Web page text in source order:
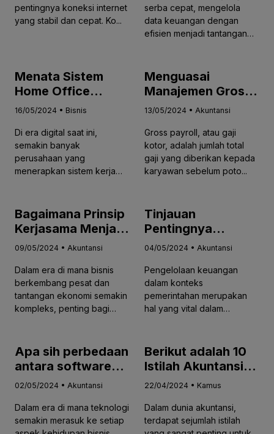
Akses Accurate
Online
pentingnya koneksi internet
yang stabil dan cepat. Ko...
Maximple
serba cepat, mengelola
data keuangan dengan
efisien menjadi tantangan
Menata Sistem
Home Office
Allocation yang
Praktis untuk
Perusahaan
dengan Jaringan
Cabang yang Luas
16/05/2024 • Bisnis
Di era digital saat ini,
semakin banyak
perusahaan yang
menerapkan sistem kerja
Menguasai
Manajemen Gross
Payroll: Praktik
Administrasi Gaji
yang Efisien
13/05/2024 • Akuntansi
Gross payroll, atau gaji
kotor, adalah jumlah total
gaji yang diberikan kepada
karyawan sebelum poto...
Bagaimana Prinsip
Kerjasama Menjadi
Pilar Bisnis
Mengenal Lebih
Dalam tentang
Akuntansi
Musyarakah
09/05/2024 • Akuntansi
Dalam era di mana bisnis
berkembang pesat dan
tantangan ekonomi semakin
kompleks, penting bagi
Tinjauan
Pentingnya
Implementasi
Konteks
Pemerintahan:
Membangun
Transparansi dan
04/05/2024 • Akuntansi
Pengelolaan keuangan
dalam konteks
pemerintahan merupakan
hal yang vital dalam
Apa sih perbedaan
antara software
akuntansi online
akuntansi offline?
02/05/2024 • Akuntansi
Dalam era di mana teknologi
semakin merasuk ke setiap
Berikut adalah 10
Istilah Akuntansi
yang Paling
Dunia Bisnis
22/04/2024 • Kamus
Dalam dunia akuntansi,
terdapat sejumlah istilah